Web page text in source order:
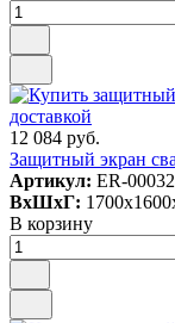
12 084 руб.
Защитный экран
Артикул: ER-
ВxШxГ:
В корзину